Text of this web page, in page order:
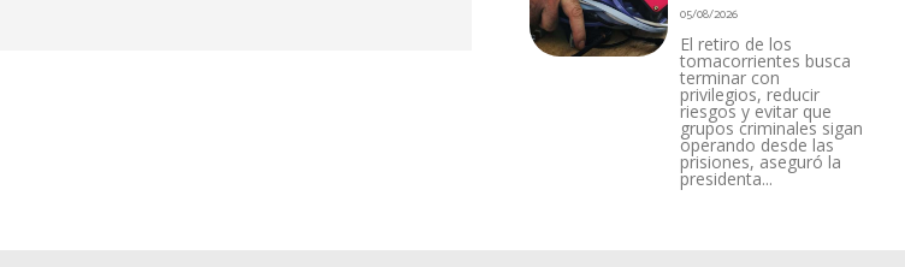
05/08/2026
El retiro de los
tomacorrientes busca
terminar con
privilegios, reducir
riesgos y evitar que
grupos criminales sigan
operando desde las
prisiones, aseguró la
presidenta...